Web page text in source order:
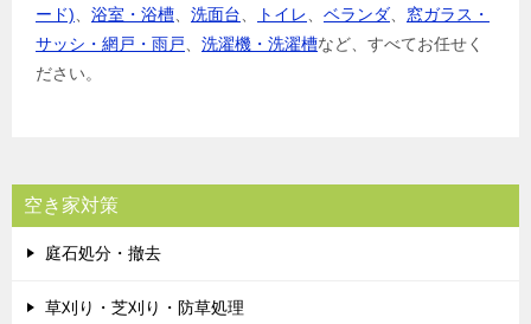
ード)
浴室・浴槽 洗面台 トイレ ベランダ
窓ガラス・
サッシ・網戸・雨戸
洗濯機・洗濯槽など、すべてお任せく
ださい。
空き家対策
庭石処分・撤去
草刈り・芝刈り・防草処理